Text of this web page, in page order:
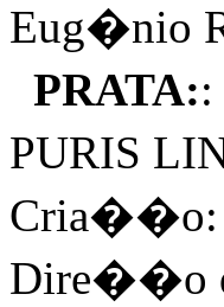
Eug�nio
PRATA:
PURIS
Cria��o:
Dire��o